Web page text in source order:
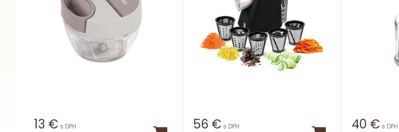
13 € s DPH
56 € s DPH
40 € s DPH